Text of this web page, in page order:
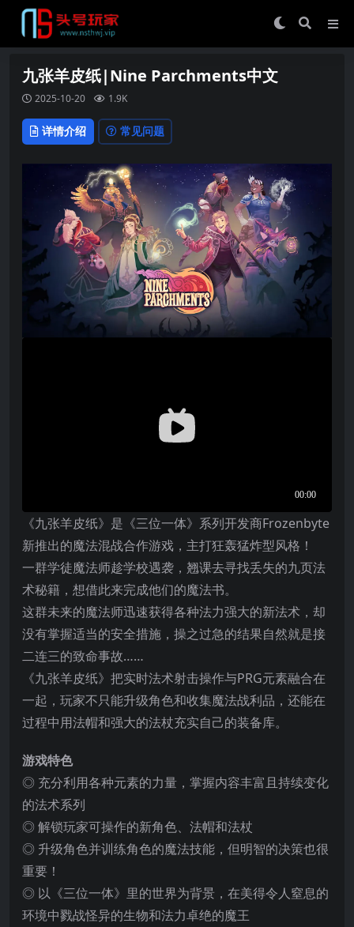
九张羊皮纸|Nine Parchments中文
2025-10-20 1.9K
详情介绍 常见问题
《九张羊皮纸》是《三位一体》系列开发商Frozenbyte
新推出的魔法混战合作游戏，主打狂轰猛炸型风格！
一群学徒魔法师趁学校遇袭，翘课去寻找丢失的九页法
术秘籍，想借此来完成他们的魔法书。
这群未来的魔法师迅速获得各种法力强大的新法术，却
没有掌握适当的安全措施，操之过急的结果自然就是接
二连三的致命事故……
《九张羊皮纸》把实时法术射击操作与PRG元素融合在
一起，玩家不只能升级角色和收集魔法战利品，还能在
过程中用法帽和强大的法杖充实自己的装备库。
游戏特色
◎ 充分利用各种元素的力量，掌握内容丰富且持续变化
的法术系列
◎ 解锁玩家可操作的新角色、法帽和法杖
◎ 升级角色并训练角色的魔法技能，但明智的决策也很
重要！
◎ 以《三位一体》里的世界为背景，在美得令人窒息的
环境中戮战怪异的生物和法力卓绝的魔王